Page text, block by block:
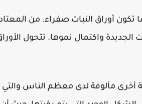
أوراق النبات صفراء. من المعتاد
الجديدة واكتمال نموها. تتحول
مألوفة لدى معظم الناس والتي